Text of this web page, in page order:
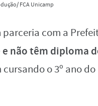
FCA Unicamp
com a
não têm diploma
o 3º ano